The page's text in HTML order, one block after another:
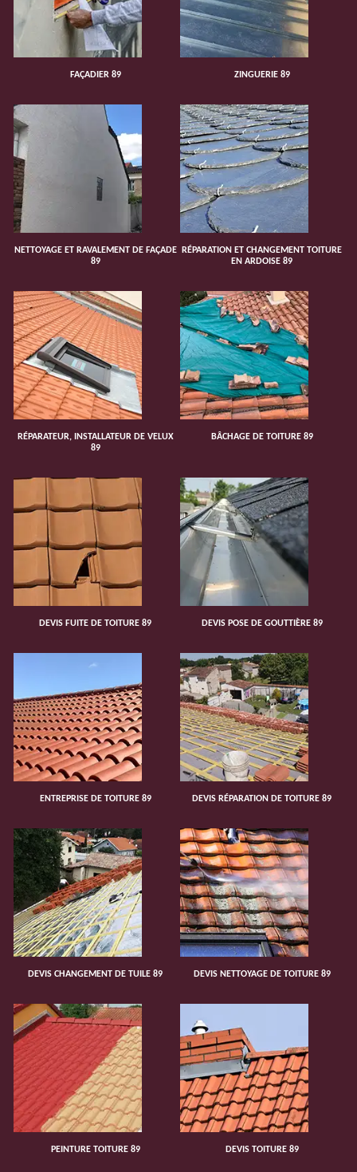
FAÇADIER 89 ZINGUERIE 89
NETTOYAGE ET RAVALEMENT DE FAÇADE
89
RÉPARATION ET CHANGEMENT TOITURE
EN ARDOISE 89
RÉPARATEUR, INSTALLATEUR DE VELUX
89
BÂCHAGE DE TOITURE 89
DEVIS FUITE DE TOITURE 89 DEVIS POSE DE GOUTTIÈRE 89
ENTREPRISE DE TOITURE 89 DEVIS RÉPARATION DE TOITURE 89
DEVIS CHANGEMENT DE TUILE 89 DEVIS NETTOYAGE DE TOITURE 89
PEINTURE TOITURE 89 DEVIS TOITURE 89